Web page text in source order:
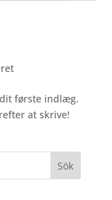
første indlæg.
at skrive!
Sök